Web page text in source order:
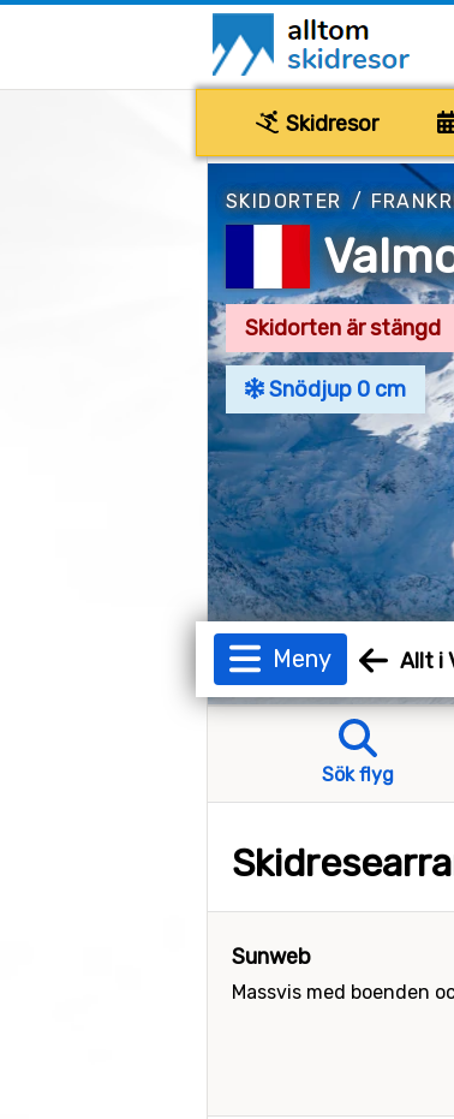
Skidresor
SKIDORTER /
Skidorten är stängd
Snödjup 0 cm
Meny Allt i
Sök flyg
Sunweb
Massvis med boenden